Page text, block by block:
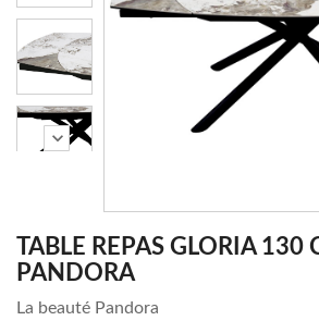
chevron_right
TABLE REPAS GLORIA 130
PANDORA
La beauté Pandora